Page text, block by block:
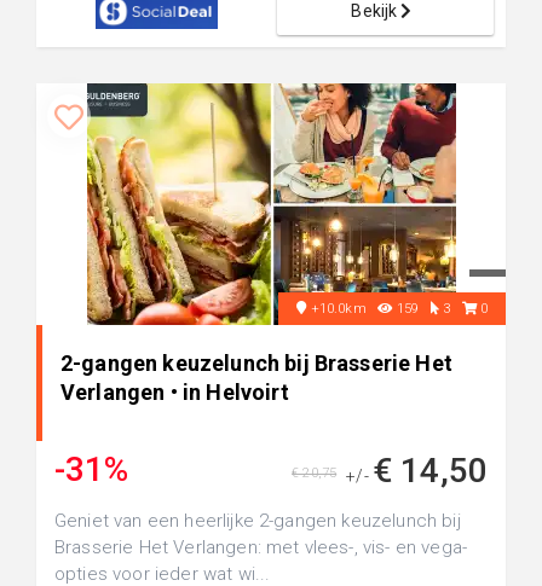
Bekijk
+10.0km 159 3 0
2-gangen keuzelunch bij Brasserie Het
Verlangen • in Helvoirt
-31% +/- € 14,50
€ 20,75
Geniet van een heerlijke 2-gangen keuzelunch bij
Brasserie Het Verlangen: met vlees-, vis- en vega-
opties voor ieder wat wi...